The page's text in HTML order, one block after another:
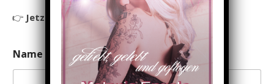
👉 Jetzt anfragen und Termin sichern!
a
m
Name